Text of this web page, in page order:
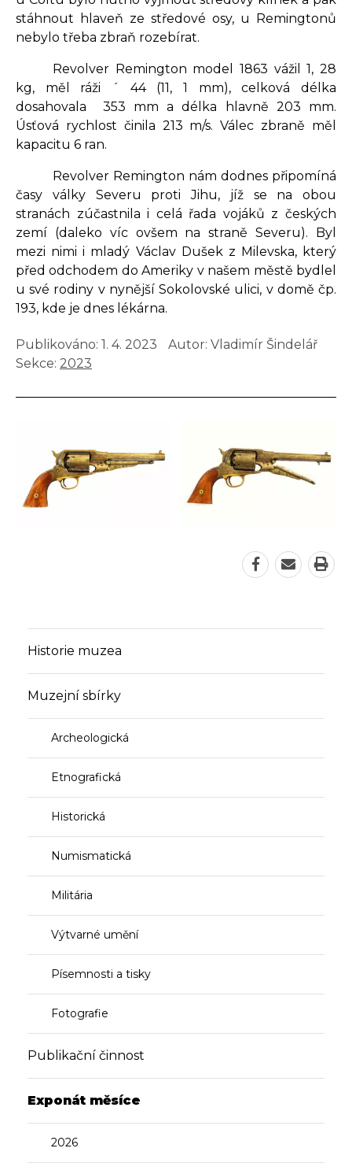
stáhnout hlaveň ze středové osy, u Remingtonů
nebylo třeba zbraň rozebírat.
Revolver Remington model 1863 vážil 1, 28
kg, měl ráži ´ 44 (11, 1 mm), celková délka
dosahovala 353 mm a délka hlavně 203 mm.
Úsťová rychlost činila 213 m/s. Válec zbraně měl
kapacitu 6 ran.
Revolver Remington nám dodnes připomíná
časy války Severu proti Jihu, jíž se na obou
stranách zúčastnila i celá řada vojáků z českých
zemí (daleko víc ovšem na straně Severu). Byl
mezi nimi i mladý Václav Dušek z Milevska, který
před odchodem do Ameriky v našem městě bydlel
u své rodiny v nynější Sokolovské ulici, v domě čp.
193, kde je dnes lékárna.
Publikováno: 1. 4. 2023
Autor: Vladimír Šindelář
Sekce: 2023
SdíletOdeslat
Historie muzea
Muzejní sbírky
Archeologická
Etnografická
Historická
Numismatická
Militária
Výtvarné umění
Písemnosti a tisky
Fotografie
Publikační činnost
Exponát měsíce
2026